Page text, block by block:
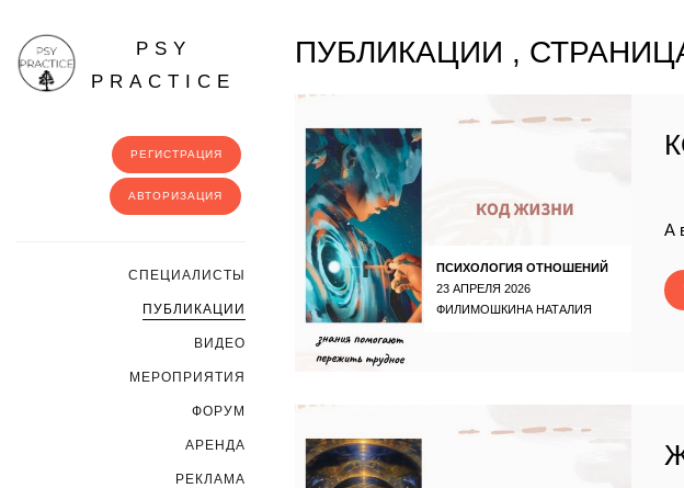
PSY
PRACTICE
РЕГИСТРАЦИЯ
АВТОРИЗАЦИЯ
CПЕЦИАЛИСТЫ
ПУБЛИКАЦИИ
ВИДЕО
МЕРОПРИЯТИЯ
ФОРУМ
АРЕНДА
РЕКЛАМА
ПУБЛИКАЦИИ ,
ПСИХОЛОГИЯ ОТНОШЕНИЙ
23 АПРЕЛЯ 2026
ФИЛИМОШКИНА НАТАЛИЯ
А